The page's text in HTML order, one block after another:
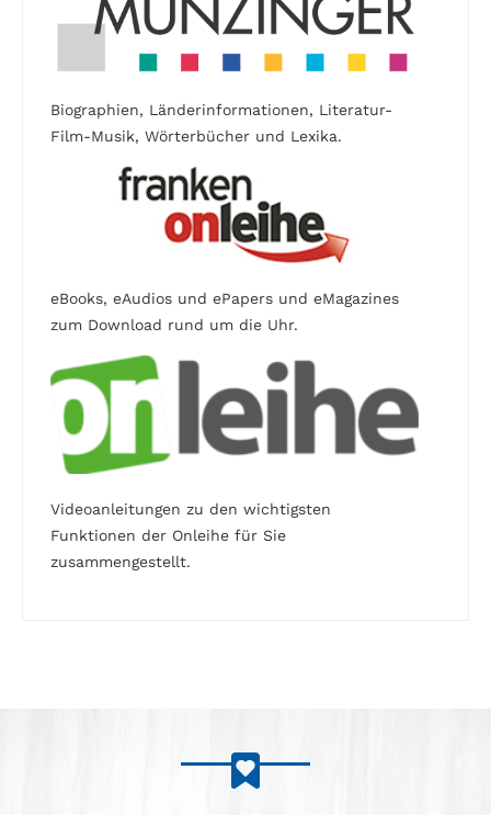
Biographien, Länderinformationen, Literatur-
Film-Musik, Wörterbücher und Lexika.
eBooks, eAudios und ePapers und eMagazines
zum Download rund um die Uhr.
Videoanleitungen zu den wichtigsten
Funktionen der Onleihe für Sie
zusammengestellt.